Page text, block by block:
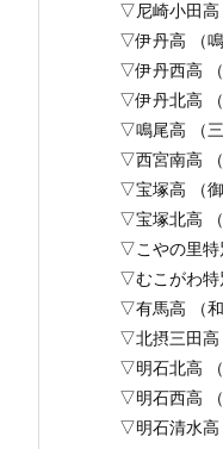
▽尼崎小田
▽伊丹高 （
▽伊丹西高
▽伊丹北高
▽鳴尾高 （
▽西宮南高
▽宝塚高 （
▽宝塚北高
▽こやの里
▽むこがわ特
▽有馬高 （
▽北摂三田
▽明石北高
▽明石西高
▽明石清水